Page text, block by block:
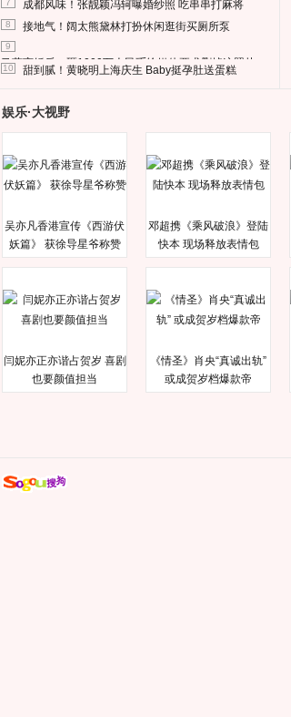
7 成都风味！张靓颖冯轲曝婚纱照 吃串串打麻将
8 接地气！阔太熊黛林打扮休闲逛街买厕所泵
9
马蓉离婚后，砸1000万人民币给媒体要求删掉这照片
10 甜到腻！黄晓明上海庆生 Baby挺孕肚送蛋糕
娱乐·大视野
吴亦凡香港宣传《西游伏
妖篇》 获徐导星爷称赞
邓超携《乘风破浪》登陆
快本 现场释放表情包
闫妮亦正亦谐占贺岁 喜剧
也要颜值担当
《情圣》肖央“真诚出轨”
或成贺岁档爆款帝